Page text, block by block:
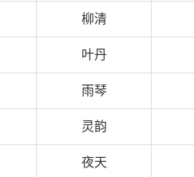
柳清
叶丹
雨琴
灵韵
夜天